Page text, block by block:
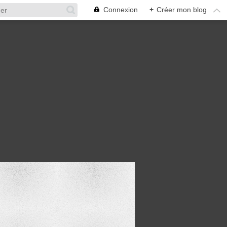
Connexion + Créer mon blog